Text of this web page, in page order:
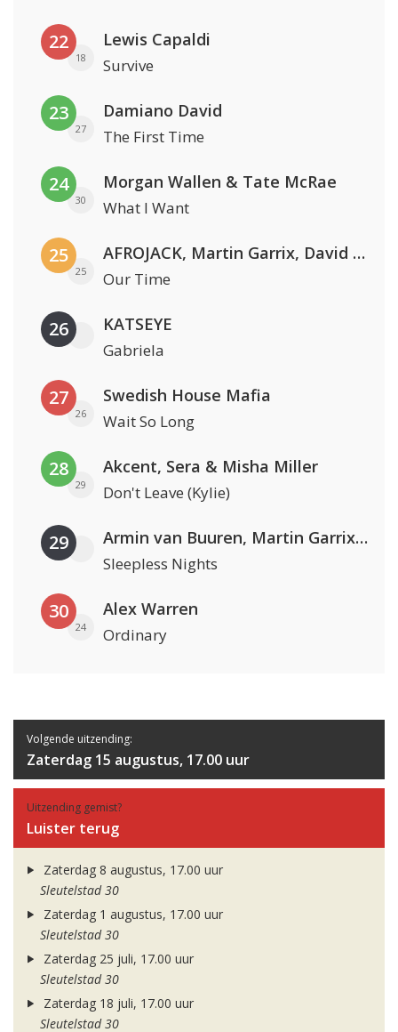
22
18
Lewis Capaldi
Survive
23
27
Damiano David
The First Time
24
30
Morgan Wallen & Tate McRae
What I Want
25
25
AFROJACK, Martin Garrix, David Guetta & Amél
Our Time
26 KATSEYE
Gabriela
27
26
Swedish House Mafia
Wait So Long
28
29
Akcent, Sera & Misha Miller
Don't Leave (Kylie)
29 Armin van Buuren, Martin Garrix & Libby Whitehouse
Sleepless Nights
30
24
Alex Warren
Ordinary
Volgende uitzending:
Zaterdag 15 augustus, 17.00 uur
Uitzending gemist?
Luister terug
Zaterdag 8 augustus, 17.00 uur
Sleutelstad 30
Zaterdag 1 augustus, 17.00 uur
Sleutelstad 30
Zaterdag 25 juli, 17.00 uur
Sleutelstad 30
Zaterdag 18 juli, 17.00 uur
Sleutelstad 30